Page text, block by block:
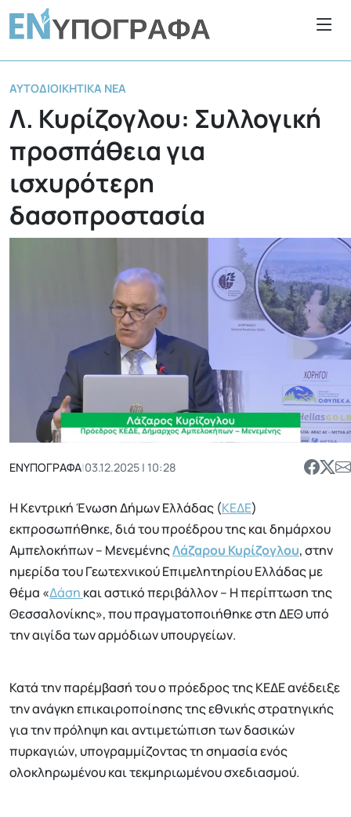
ΑΥΤΟΔΙΟΙΚΗΤΙΚΆ ΝΈΑ
Λ. Κυρίζογλου: Συλλογική
προσπάθεια για
ισχυρότερη
δασοπροστασία
ΕΝΥΠΟΓΡΑΦΑ|03.12.2025 | 10:28
Η Κεντρική Ένωση Δήμων Ελλάδας (ΚΕΔΕ)
εκπροσωπήθηκε, διά του προέδρου της και δημάρχου
Αμπελοκήπων – ΜενεμένηςΛάζαρου Κυρίζογλου, στην
ημερίδα του Γεωτεχνικού Επιμελητηρίου Ελλάδας με
θέμα «Δάση και αστικό περιβάλλον – Η περίπτωση της
Θεσσαλονίκης», που πραγματοποιήθηκε στη ΔΕΘ υπό
την αιγίδα των αρμόδιων υπουργείων.
Κατά την παρέμβασή του ο πρόεδρος της ΚΕΔΕ ανέδειξε
την ανάγκη επικαιροποίησης της εθνικής στρατηγικής
για την πρόληψη και αντιμετώπιση των δασικών
πυρκαγιών, υπογραμμίζοντας τη σημασία ενός
ολοκληρωμένου και τεκμηριωμένου σχεδιασμού.